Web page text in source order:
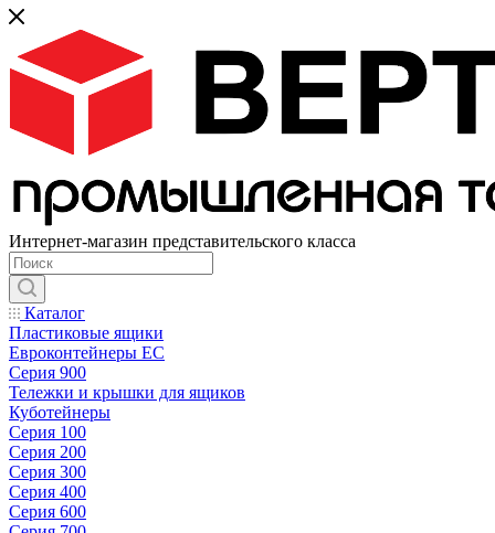
Интернет-магазин представительского класса
Каталог
Пластиковые ящики
Евроконтейнеры ЕС
Серия 900
Тележки и крышки для ящиков
Куботейнеры
Серия 100
Серия 200
Серия 300
Серия 400
Серия 600